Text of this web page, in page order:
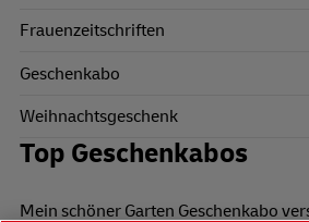
Frauenzeitschriften
Geschenkabo
Weihnachtsgeschenk
Top Geschenkabos
Mein schöner Garten Geschenkabo